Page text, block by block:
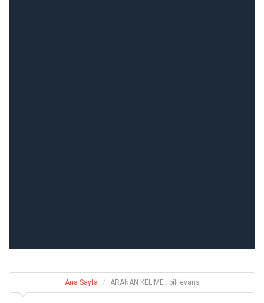
Ana Sayfa ARANAN KELİME : bill evans